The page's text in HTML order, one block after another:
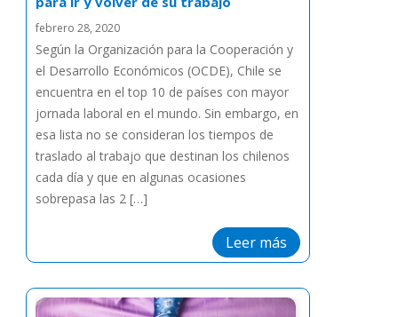
febrero 28, 2020
Según la Organización para la Cooperación y
el Desarrollo Económicos (OCDE), Chile se
encuentra en el top 10 de países con mayor
jornada laboral en el mundo. Sin embargo, en
esa lista no se consideran los tiempos de
traslado al trabajo que destinan los chilenos
cada día y que en algunas ocasiones
sobrepasa las 2 […]
Leer más